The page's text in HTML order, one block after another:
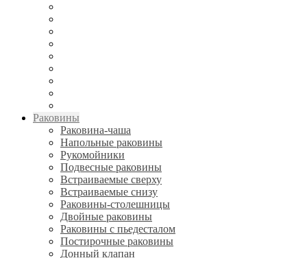
Раковины
Раковина-чаша
Напольные раковины
Рукомойники
Подвесные раковины
Встраиваемые сверху
Встраиваемые снизу
Раковины-столешницы
Двойные раковины
Раковины с пьедесталом
Постирочные раковины
Донный клапан